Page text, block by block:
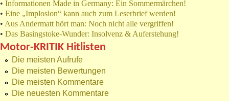
• Informationen Made in Germany: Ein Sommermärchen!
• Eine „Implosion“ kann auch zum Leserbrief werden!
• Aus Andermatt hört man: Noch nicht alle vergriffen!
• Das Basingstoke-Wunder: Insolvenz & Auferstehung!
Motor-KRITIK Hitlisten
Die meisten Aufrufe
Die meisten Bewertungen
Die meisten Kommentare
Die neuesten Kommentare